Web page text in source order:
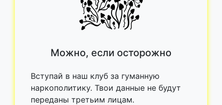
Можно, если осторожно
Вступай в наш клуб за гуманную
наркополитику. Твои данные не будут
переданы третьим лицам.